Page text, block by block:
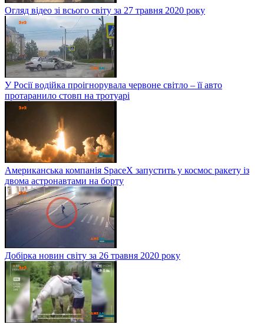
Огляд відео зі всього світу за 27 травня 2020 року
У Росії водійка проігнорувала червоне світло – її авто
протаранило стовп на тротуарі
Американська компанія SpaceX запустить у космос ракету із
двома астронавтами на борту
Добірка новин світу за 26 травня 2020 року